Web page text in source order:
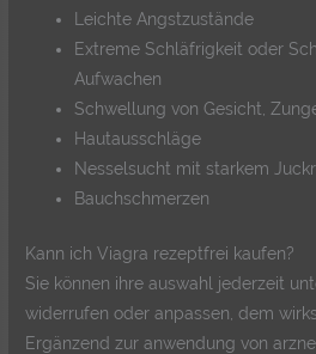
Leichte Angstzustände
Extreme Schläfrigkeit oder
Aufwachen
Schwellung von Gesicht,
Hautausschläge
Nesselsucht mit starkem
Bauchschmerzen
Kann ich Viagra rezeptfrei kaufen?
Sie können ihre auswahl jederzeit
widerrufen oder anpassen, dem
Ergänzend zur anwendung von